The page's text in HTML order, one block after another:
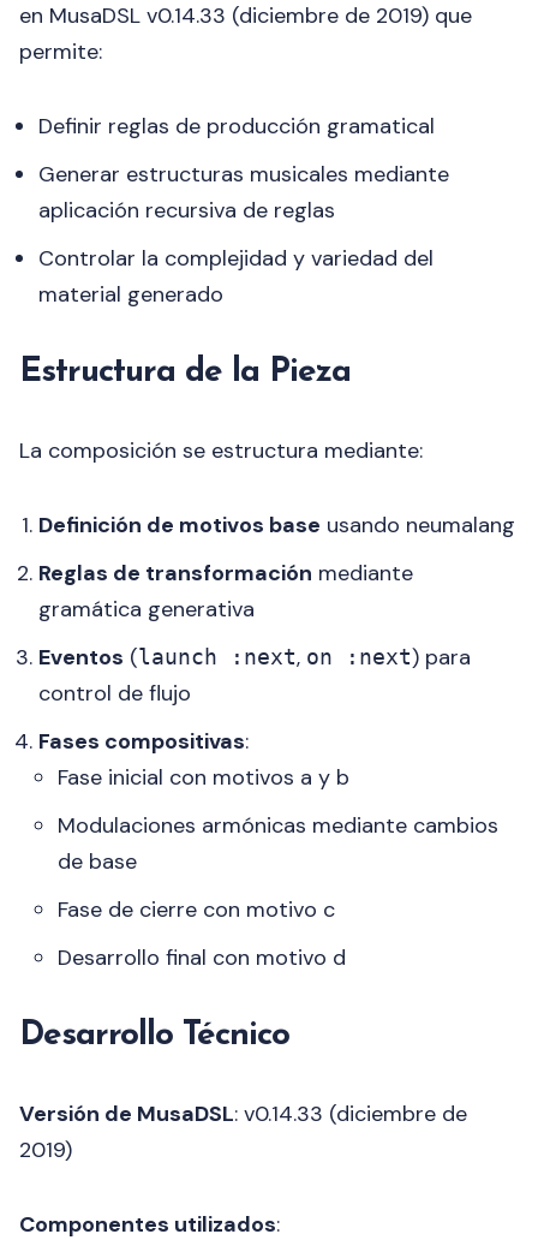
en MusaDSL v0.14.33 (diciembre de 2019) que
permite:
Definir reglas de producción gramatical
Generar estructuras musicales mediante
aplicación recursiva de reglas
Controlar la complejidad y variedad del
material generado
Estructura de la Pieza
La composición se estructura mediante:
Definición de motivos base usando neumalang
Reglas de transformación mediante
gramática generativa
Eventos (launch :next, on :next) para
control de flujo
Fases compositivas:
Fase inicial con motivos a y b
Modulaciones armónicas mediante cambios
de base
Fase de cierre con motivo c
Desarrollo final con motivo d
Desarrollo Técnico
Versión de MusaDSL: v0.14.33 (diciembre de
2019)
Componentes utilizados: